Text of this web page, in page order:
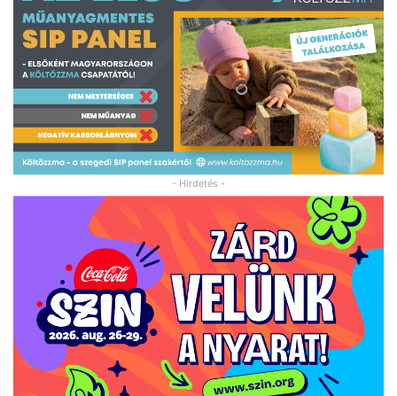
- Hirdetés -